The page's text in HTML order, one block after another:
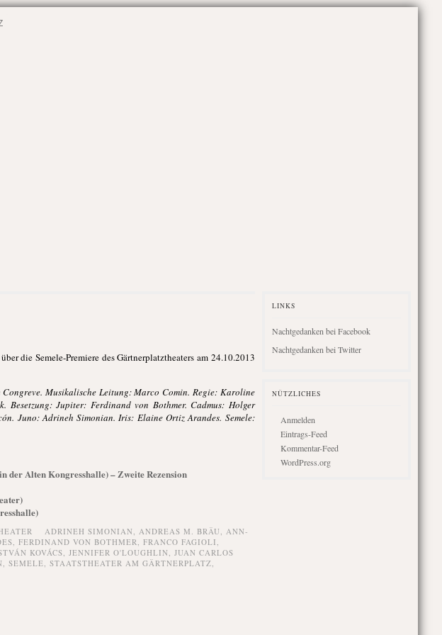
die Semele-Premiere des Gärtnerplatztheaters am 24.10.2013
Musikalische Leitung: Marco Comin. Regie: Karoline
Besetzung: Jupiter: Ferdinand von Bothmer. Cadmus: Holger
Juno: Adrineh Simonian. Iris: Elaine Ortiz Arandes. Semele:
der Alten Kongresshalle) – Zweite Rezension
ADRINEH SIMONIAN, ANDREAS M. BRÄU, ANN-
, FERDINAND VON BOTHMER, FRANCO FAGIOLI,
KOVÁCS, JENNIFER O'LOUGHLIN, JUAN CARLOS
, SEMELE, STAATSTHEATER AM GÄRTNERPLATZ,
LINKS
Nachtgedanken bei Facebook
Nachtgedanken bei Twitter
NÜTZLICHES
Anmelden
Eintrags-Feed
Kommentar-Feed
WordPress.org